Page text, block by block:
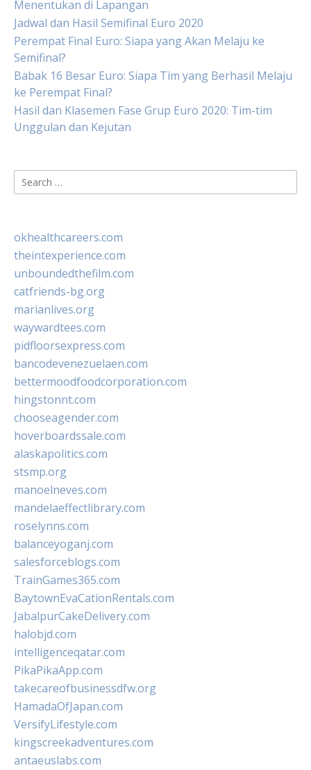
Menentukan di Lapangan
Jadwal dan Hasil Semifinal Euro 2020
Perempat Final Euro: Siapa yang Akan Melaju ke
Semifinal?
Babak 16 Besar Euro: Siapa Tim yang Berhasil Melaju
ke Perempat Final?
Hasil dan Klasemen Fase Grup Euro 2020: Tim-tim
Unggulan dan Kejutan
Search
for:
okhealthcareers.com
theintexperience.com
unboundedthefilm.com
catfriends-bg.org
marianlives.org
waywardtees.com
pidfloorsexpress.com
bancodevenezuelaen.com
bettermoodfoodcorporation.com
hingstonnt.com
chooseagender.com
hoverboardssale.com
alaskapolitics.com
stsmp.org
manoelneves.com
mandelaeffectlibrary.com
roselynns.com
balanceyoganj.com
salesforceblogs.com
TrainGames365.com
BaytownEvaCationRentals.com
JabalpurCakeDelivery.com
halobjd.com
intelligenceqatar.com
PikaPikaApp.com
takecareofbusinessdfw.org
HamadaOfJapan.com
VersifyLifestyle.com
kingscreekadventures.com
antaeuslabs.com